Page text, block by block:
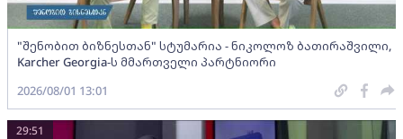
"შენობით ბიზნესთან" სტუმარია - ნიკოლოზ ბათირაშვილი,
Karcher Georgia-ს მმართველი პარტნიორი
2026/08/01 13:01
29:51